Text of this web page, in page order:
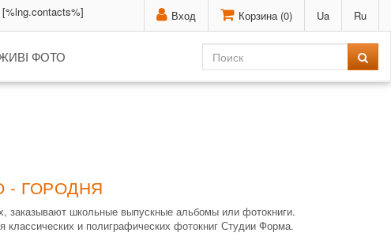
Вход Корзина (0) Ua Ru
[%lng.contacts%]
ФОТО
- ГОРОДНЯ
заказывают школьные выпускные альбомы или фотокниги.
классических и полиграфических фотокниг Студии Форма.